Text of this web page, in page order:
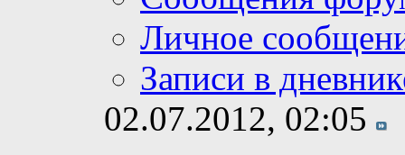
Личное
Записи в
02.07.2012, 02:05